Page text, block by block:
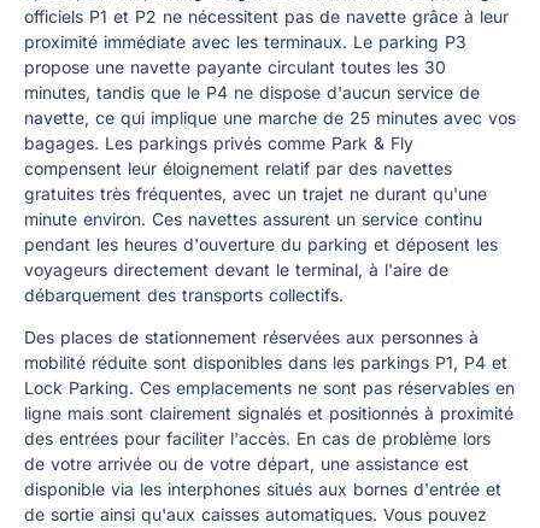
officiels P1 et P2 ne nécessitent pas de navette grâce à leur
proximité immédiate avec les terminaux. Le parking P3
propose une navette payante circulant toutes les 30
minutes, tandis que le P4 ne dispose d'aucun service de
navette, ce qui implique une marche de 25 minutes avec vos
bagages. Les parkings privés comme Park & Fly
compensent leur éloignement relatif par des navettes
gratuites très fréquentes, avec un trajet ne durant qu'une
minute environ. Ces navettes assurent un service continu
pendant les heures d'ouverture du parking et déposent les
voyageurs directement devant le terminal, à l'aire de
débarquement des transports collectifs.
Des places de stationnement réservées aux personnes à
mobilité réduite sont disponibles dans les parkings P1, P4 et
Lock Parking. Ces emplacements ne sont pas réservables en
ligne mais sont clairement signalés et positionnés à proximité
des entrées pour faciliter l'accès. En cas de problème lors
de votre arrivée ou de votre départ, une assistance est
disponible via les interphones situés aux bornes d'entrée et
de sortie ainsi qu'aux caisses automatiques. Vous pouvez